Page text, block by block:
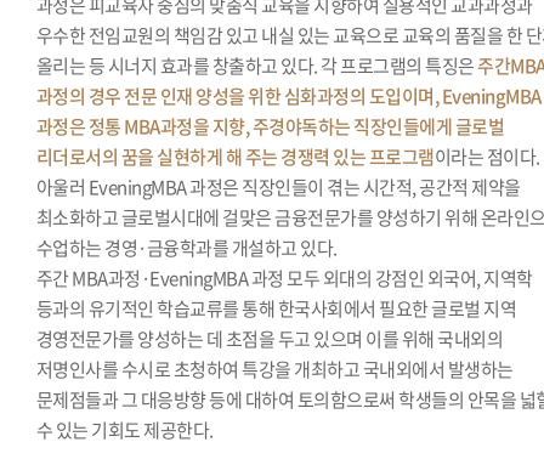
우수한 전임교원의 책임감 있고 내실 있는 교육으로 교육의 품질을 한
올리는 등 시너지 효과를 창출하고 있다. 각 프로그램의 특징은주간
과정의 경우 전문 인재 양성을 위한 심화과정의 도입이며, EveningMBA
과정은 정통 MBA과정을 지향, 주경야독하는 직장인들에게 글로벌
리더로서의 꿈을 실현하게 해 주는 경쟁력 있는 프로그램이라는 점이다.
아울러 EveningMBA 과정은 직장인들이 겪는 시간적, 공간적 제약을
최소화하고 글로벌시대에 걸맞은 금융전문가를 양성하기 위해 온라인
수업하는 경영·금융학과를 개설하고 있다.
주간 MBA과정·EveningMBA 과정 모두 외대의 강점인 외국어, 지역학
등과의 유기적인 학습교류를 통해 한국사회에서 필요한 글로벌 지역
경영전문가를 양성하는 데 초점을 두고 있으며 이를 위해 국내외의
저명인사를 수시로 초청하여 특강을 개최하고 국내외에서 발생하는
문제점들과 그 대응방향 등에 대하여 토의함으로써 학생들의 안목을 넓
수 있는 기회도 제공한다.